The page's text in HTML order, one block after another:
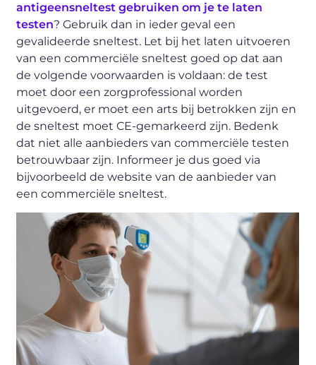
antigeensneltest gebruiken om je te laten
testen? Gebruik dan in ieder geval een
gevalideerde sneltest. Let bij het laten uitvoeren
van een commerciële sneltest goed op dat aan
de volgende voorwaarden is voldaan: de test
moet door een zorgprofessional worden
uitgevoerd, er moet een arts bij betrokken zijn en
de sneltest moet CE-gemarkeerd zijn. Bedenk
dat niet alle aanbieders van commerciële testen
betrouwbaar zijn. Informeer je dus goed via
bijvoorbeeld de website van de aanbieder van
een commerciële sneltest.